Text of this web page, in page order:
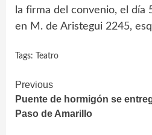
la firma del convenio, el día
en M. de Aristegui 2245,
Tags: Teatro
Continue
Reading
Previous
Puente de hormigón se
Paso de Amarillo